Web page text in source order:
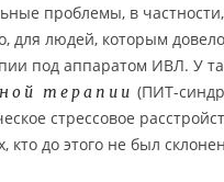
проблемы, в
для людей, которым
под аппаратом ИВЛ. У
терапии (ПИТ-
стрессовое
кто до этого не был склонен